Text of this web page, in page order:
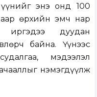
үүнийг энэ онд 100
өрхийн эмч нар
дуудан
байна. Үүнээс
мэдээлэл
нэмэгдүүлж